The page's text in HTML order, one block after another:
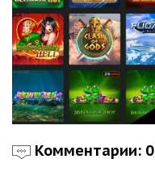
Комментарии: 0